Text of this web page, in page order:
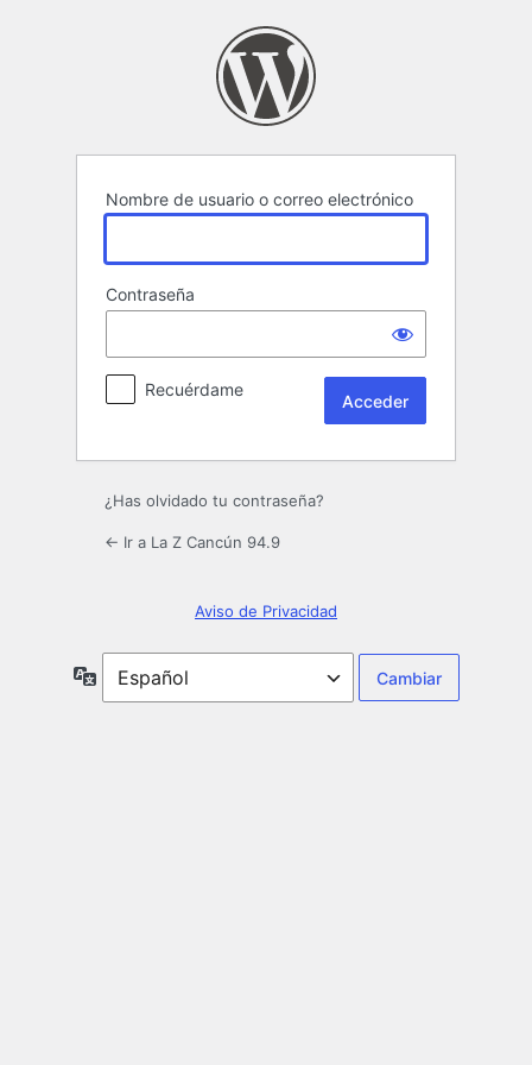
Nombre de usuario o correo electrónico
Contraseña
Recuérdame
¿Has olvidado tu contraseña?
← Ir a La Z Cancún 94.9
Aviso de Privacidad
Idioma